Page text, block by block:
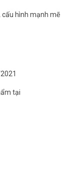
cấu hình mạnh mẽ
tại